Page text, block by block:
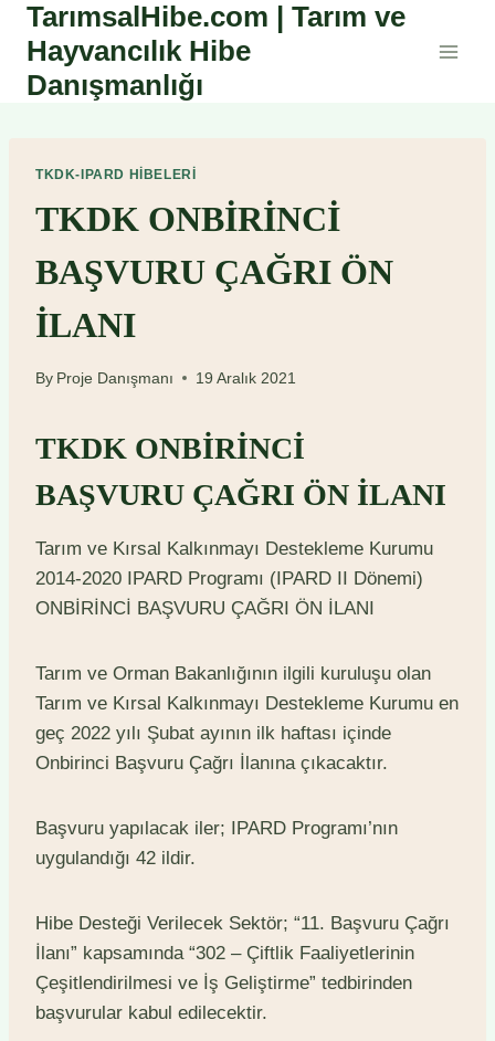
Skip
content
TarımsalHibe.com | Tarım ve
Hayvancılık Hibe
Danışmanlığı
TKDK-IPARD HIBELERI
TKDK ONBİRİNCİ
BAŞVURU ÇAĞRI ÖN
İLANI
By Proje Danışmanı 19 Aralık 2021
TKDK ONBİRİNCİ
BAŞVURU ÇAĞRI ÖN İLANI
Tarım ve Kırsal Kalkınmayı Destekleme Kurumu
2014-2020 IPARD Programı (IPARD II Dönemi)
ONBİRİNCİ BAŞVURU ÇAĞRI ÖN İLANI
Tarım ve Orman Bakanlığının ilgili kuruluşu olan
Tarım ve Kırsal Kalkınmayı Destekleme Kurumu en
geç 2022 yılı Şubat ayının ilk haftası içinde
Onbirinci Başvuru Çağrı İlanına çıkacaktır.
Başvuru yapılacak iler; IPARD Programı’nın
uygulandığı 42 ildir.
Hibe Desteği Verilecek Sektör; “11. Başvuru Çağrı
İlanı” kapsamında “302 – Çiftlik Faaliyetlerinin
Çeşitlendirilmesi ve İş Geliştirme” tedbirinden
başvurular kabul edilecektir.